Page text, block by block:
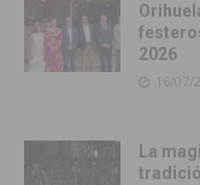
2026
16/07/
La